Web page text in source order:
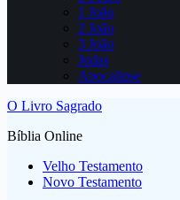
1 João
2 João
3 João
Judas
Apocalipse
O Livro Sagrado
Bíblia Online
Velho Testamento
Novo Testamento